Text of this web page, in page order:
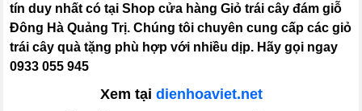
tín duy nhất có tại Shop cửa hàng Giỏ trái cây đám giỗ
Đông Hà Quảng Trị. Chúng tôi chuyên cung cấp các giỏ
trái cây quà tặng phù hợp với nhiều dịp. Hãy gọi ngay
0933 055 945
Xem tại dienhoaviet.net